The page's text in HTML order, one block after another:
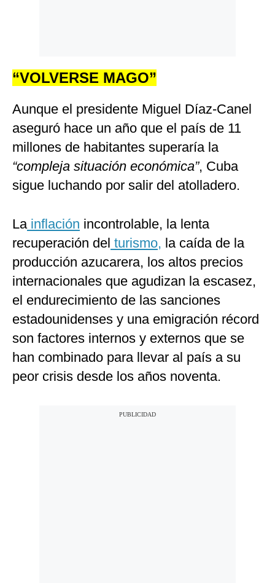
“VOLVERSE MAGO”
Aunque el presidente Miguel Díaz-Canel
aseguró hace un año que el país de 11
millones de habitantes superaría la
“compleja situación económica”, Cuba
sigue luchando por salir del atolladero.
Lainflación incontrolable, la lenta
recuperación del turismo, la caída de la
producción azucarera, los altos precios
internacionales que agudizan la escasez,
el endurecimiento de las sanciones
estadounidenses y una emigración récord
son factores internos y externos que se
han combinado para llevar al país a su
peor crisis desde los años noventa.